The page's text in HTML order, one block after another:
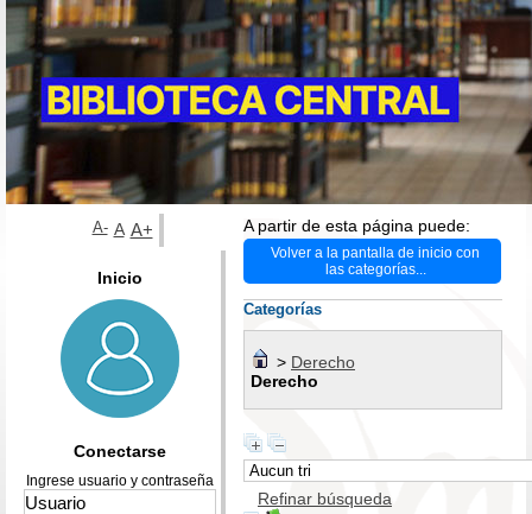
A partir de esta página puede:
Volver a la pantalla de inicio con
las categorías...
Categorías
> Derecho
Derecho
Refinar búsqueda
A- A A+
Inicio
Conectarse
Ingrese usuario y contraseña